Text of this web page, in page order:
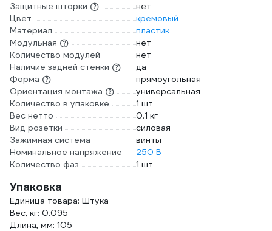
Защитные шторки
нет
Цвет
кремовый
Материал
пластик
Модульная
нет
Количество модулей
нет
Наличие задней стенки
да
Форма
прямоугольная
Ориентация монтажа
универсальная
Количество в упаковке
1 шт
Вес нетто
0.1 кг
Вид розетки
силовая
Зажимная система
винты
Номинальное напряжение
250 В
Количество фаз
1 шт
Упаковка
Единица товара: Штука
Вес, кг: 0.095
Длина, мм: 105